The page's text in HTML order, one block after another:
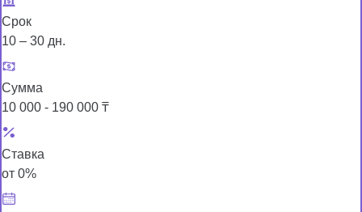
Срок
10 – 30 дн.
Сумма
10 000 - 190 000 ₸
Ставка
от 0%